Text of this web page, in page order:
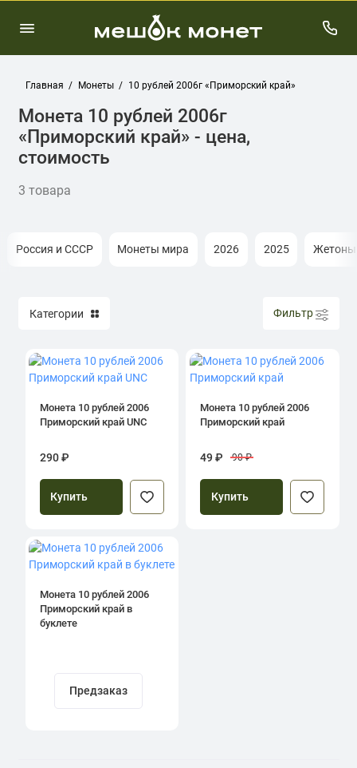
Главная Монеты 10 рублей 2006г «Приморский край»
Монета 10 рублей 2006г
«Приморский край» - цена,
стоимость
3 товара
Россия и СССР Монеты мира 2026 2025 Жетоны
Категории Фильтр
Монета 10 рублей 2006
Приморский край UNC
290 ₽
Купить
Монета 10 рублей 2006
Приморский край
49 ₽ 90 ₽
Купить
Монета 10 рублей 2006
Приморский край в
буклете
Предзаказ